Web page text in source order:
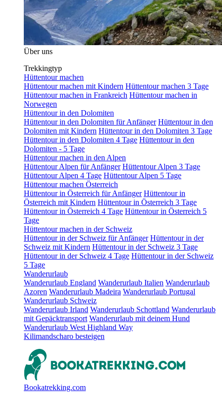
Über uns
Trekkingtyp
Hüttentour machen
Hüttentour machen mit Kindern Hüttentour machen 3 Tage
Hüttentour machen in Frankreich Hüttentour machen in
Norwegen
Hüttentour in den Dolomiten
Hüttentour in den Dolomiten für Anfänger Hüttentour in den
Dolomiten mit Kindern Hüttentour in den Dolomiten 3 Tage
Hüttentour in den Dolomiten 4 Tage Hüttentour in den
Dolomiten - 5 Tage
Hüttentour machen in den Alpen
Hüttentour Alpen für Anfänger Hüttentour Alpen 3 Tage
Hüttentour Alpen 4 Tage Hüttentour Alpen 5 Tage
Hüttentour machen Österreich
Hüttentour in Österreich für Anfänger Hüttentour in
Österreich mit Kindern Hüttentour in Österreich 3 Tage
Hüttentour in Österreich 4 Tage Hüttentour in Österreich 5
Tage
Hüttentour machen in der Schweiz
Hüttentour in der Schweiz für Anfänger Hüttentour in der
Schweiz mit Kindern Hüttentour in der Schweiz 3 Tage
Hüttentour in der Schweiz 4 Tage Hüttentour in der Schweiz
5 Tage
Wanderurlaub
Wanderurlaub England Wanderurlaub Italien Wanderurlaub
Azoren Wanderurlaub Madeira Wanderurlaub Portugal
Wanderurlaub Schweiz
Wanderurlaub Irland Wanderurlaub Schottland Wanderurlaub
mit Gepäcktransport Wanderurlaub mit deinem Hund
Wanderurlaub West Highland Way
Kilimandscharo besteigen
Bookatrekking.com